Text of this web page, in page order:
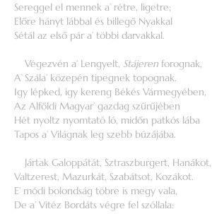
Sereggel el mennek a’ rétre, ligetre;
Előre hányt lábbal és billegő Nyakkal
Sétál az első pár a’ többi darvakkal.
Végezvén a’ Lengyelt, Stájeren forognak,
A’ Szála’ közepén tipegnek topognak.
Igy lépked, igy kereng Békés Vármegyében,
Az Alfőldi Magyar’ gazdag szűrűjében
Hét nyoltz nyomtató ló, midőn patkós lába
Tapos a’ Világnak leg szebb búzájába.
Jártak Galoppátát, Sztraszburgert, Hanákot,
Valtzerest, Mazurkát, Szabátsot, Kozákot.
E’ módi bolondság töbre is megy vala,
De a’ Vitéz Bordáts végre fel szóllala: